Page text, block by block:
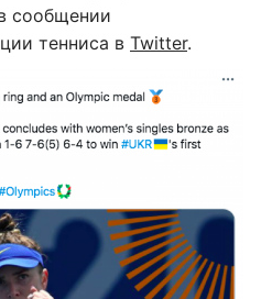
сообщении
тенниса в Twitter.